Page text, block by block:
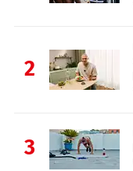
2
3